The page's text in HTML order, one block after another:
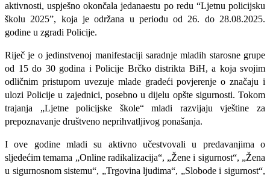
aktivnosti, uspješno okončala jedanaestu po redu “Ljetnu policijsku
školu 2025”, koja je održana u periodu od 26. do 28.08.2025.
godine u zgradi Policije.
Riječ je o jedinstvenoj manifestaciji saradnje mladih starosne grupe
od 15 do 30 godina i Policije Brčko distrikta BiH, a koja svojim
odličnim pristupom uvezuje mlade gradeći povjerenje o značaju i
ulozi Policije u zajednici, posebno u dijelu opšte sigurnosti. Tokom
trajanja „Ljetne policijske škole“ mladi razvijaju vještine za
prepoznavanje društveno neprihvatljivog ponašanja.
I ove godine mladi su aktivno učestvovali u predavanjima o
sljedećim temama „Online radikalizacija“, „Žene i sigurnost“, „Žena
u sigurnosnom sistemu“, „Trgovina ljudima“, „Slobode i sigurnost“,